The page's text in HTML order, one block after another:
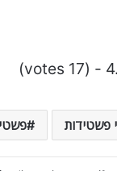
פשטידות